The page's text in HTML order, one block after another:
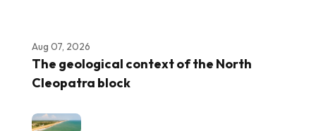
Aug 07, 2026
The geological context of the North
Cleopatra block